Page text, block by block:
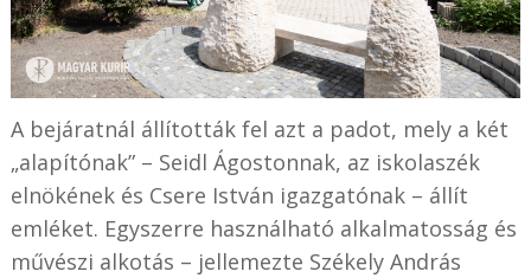
A bejáratnál állították fel azt a padot, mely a két
„alapítónak” – Seidl Ágostonnak, az iskolaszék
elnökének és Csere István igazgatónak – állít
emléket. Egyszerre használható alkalmatosság és
művészi alkotás – jellemezte Székely András